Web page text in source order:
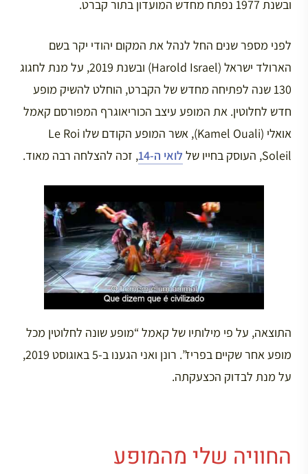
ובשנת 1977 נפתח מחדש המועדון בתור קברט.
לפני מספר שנים החל לנהל את המקום יהודי יקר בשם
הארולד ישראל (Harold Israel) ובשנת 2019, על מנת לחגוג
130 שנה לפתיחה מחדש של הקברט, הוחלט להשיק מופע
חדש לחלוטין. את המופע עיצב הכוריאוגרף המפורסם קאמל
אואלי (Kamel Ouali), אשר המופע הקודם שלו Le Roi
Soleil, העוסק בחייו של
לואי ה-14 , זכה להצלחה רבה מאוד.
התוצאה, על פי מילותיו של קאמל “מופע שונה לחלוטין מכל
מופע אחר שקיים בפריז”. רונן ואני הגענו ב-5 באוגוסט 2019,
על מנת לבדוק הכצעקתה.
החוויה שלי מהמופע